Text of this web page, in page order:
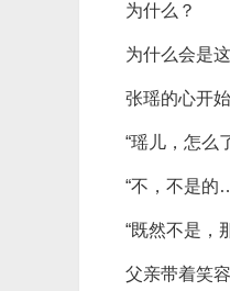
为什么？
为什么会是
张瑶的心开
“瑶儿，怎么
“不，不是
“既然不是，
父亲带着笑